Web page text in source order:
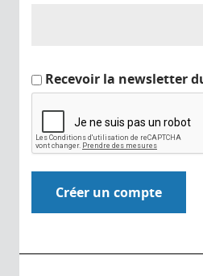
Recevoir la newsletter